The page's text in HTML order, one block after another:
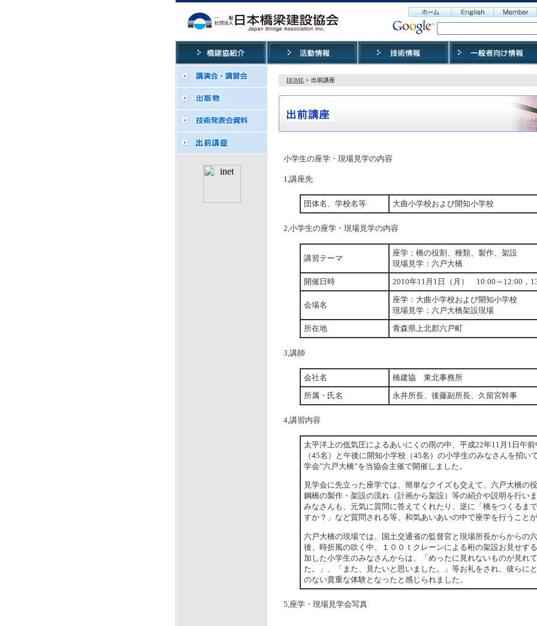
HOME > 出前講座
小学生の座学・現場見学の内容
1,講座先
団体名、学校名等 大曲小学校および開知小学校
2,小学生の座学・現場見学の内容
講習テーマ
座学：橋の役割、種類、製作、架設
現場見学：六戸大橋
開催日時
2010年11月1日（月） 10:00～12:00，
会場名
座学：大曲小学校および開知小学校
現場見学：六戸大橋架設現場
所在地
青森県上北郡六戸町
3,講師
会社名
橋建協 東北事務所
所属・氏名
永井所長、後藤副所長、久留宮幹事
4,講習内容
太平洋上の低気圧によるあいにくの雨の中、平成22年11月1日午
（45名）と午後に開知小学校（45名）の小学生のみなさんを招い
学会”六戸大橋”を当協会主催で開催しました。
見学会に先立った座学では、簡単なクイズも交えて、六戸大橋の
鋼橋の製作・架設の流れ（計画から架設）等の紹介や説明を行い
みなさんも、元気に質問に答えてくれたり、逆に「橋をつくるま
すか？」など質問される等、和気あいあいの中で座学を行うこと
六戸大橋の現場では、国土交通省の監督官と現場所長からからの
後、時折風の吹く中、１００ｔクレーンによる桁の架設お見せす
加した小学生のみなさんからは、「めったに見れないものが見れ
た。」、「また、見たいと思いました。」等お礼をされ、彼らに
のない貴重な体験となったと感じられました。
5,座学・現場見学会写真